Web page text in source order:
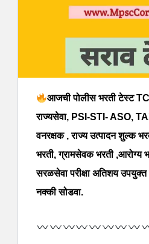
आजची पोलीस भरती टेस्ट
राज्यसेवा, PSI-STI- ASO,
वनरक्षक , राज्य उत्पादन शुल्क
भरती, ग्रामसेवक भरती ,आरोग्य
सरळसेवा परीक्षा अतिशय उपयुक्त
नक्की सोडवा.